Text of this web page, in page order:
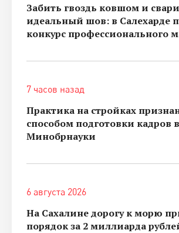
Забить гвоздь ковшом и
идеальный шов: в Салехарде
конкурс профессионального
7 часов назад
Практика на стройках
способом подготовки кадров в
Минобрнауки
6 августа 2026
На Сахалине дорогу к морю
порядок за 2 миллиарда